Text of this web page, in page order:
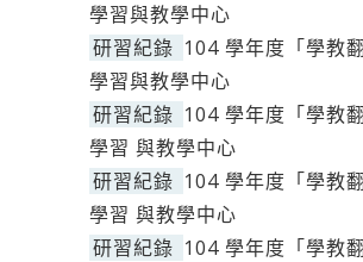
學習與教學中心
研習紀錄 104 學年度「學教
學習與教學中心
研習紀錄 104 學年度「學教
學習 與教學中心
研習紀錄 104 學年度「學教
學習 與教學中心
研習紀錄 104 學年度「學教